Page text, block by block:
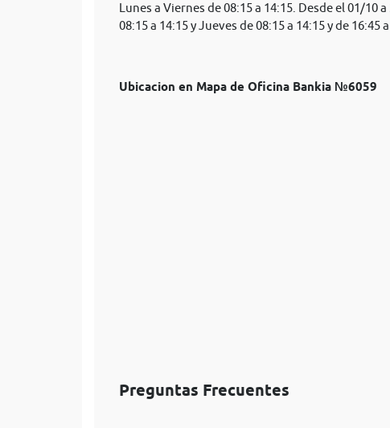
Lunes a Viernes de 08:15 a 14:15. Desde el 01/10
08:15 a 14:15 y Jueves de 08:15 a 14:15 y de 16:45 a
Ubicacion en Mapa de Oficina Bankia №6059
Preguntas Frecuentes